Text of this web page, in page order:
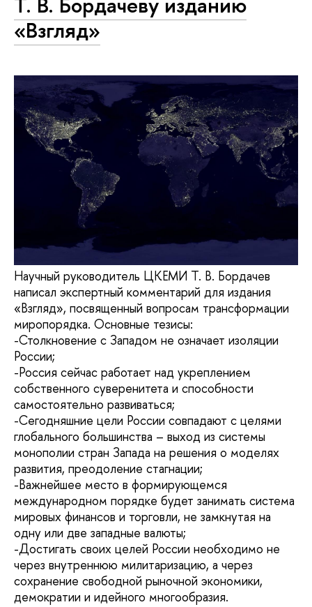
«Взгляд»
Научный руководитель ЦКЕМИ Т. В. Бордачев
написал экспертный комментарий для издания
«Взгляд», посвященный вопросам трансформации
миропорядка. Основные тезисы:
-Столкновение с Западом не означает изоляции
России;
-Россия сейчас работает над укреплением
собственного суверенитета и способности
самостоятельно развиваться;
-Сегодняшние цели России совпадают с целями
глобального большинства – выход из системы
монополии стран Запада на решения о моделях
развития, преодоление стагнации;
-Важнейшее место в формирующемся
международном порядке будет занимать система
мировых финансов и торговли, не замкнутая на
одну или две западные валюты;
-Достигать своих целей России необходимо не
через внутреннюю милитаризацию, а через
сохранение свободной рыночной экономики,
демократии и идейного многообразия.